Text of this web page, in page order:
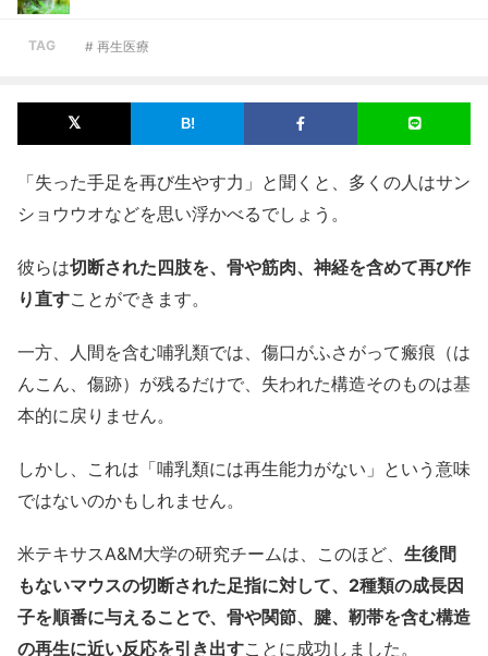
TAG # 再生医療
「失った手足を再び生やす力」と聞くと、多くの人はサン
ショウウオなどを思い浮かべるでしょう。
彼らは切断された四肢を、骨や筋肉、神経を含めて再び作
り直すことができます。
一方、人間を含む哺乳類では、傷口がふさがって瘢痕（は
んこん、傷跡）が残るだけで、失われた構造そのものは基
本的に戻りません。
しかし、これは「哺乳類には再生能力がない」という意味
ではないのかもしれません。
米テキサスA&M大学の研究チームは、このほど、 生後間
もないマウスの切断された足指に対して、2種類の成長因
子を順番に与えることで、骨や関節、腱、靭帯を含む構造
の再生に近い反応を引き出すことに成功しました。